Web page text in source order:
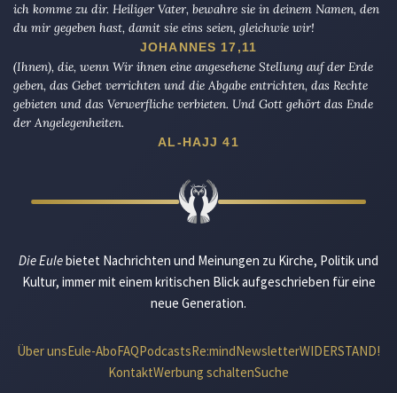
ich komme zu dir. Heiliger Vater, bewahre sie in deinem Namen, den
du mir gegeben hast, damit sie eins seien, gleichwie wir!
JOHANNES 17,11
(Ihnen), die, wenn Wir ihnen eine angesehene Stellung auf der Erde
geben, das Gebet verrichten und die Abgabe entrichten, das Rechte
gebieten und das Verwerfliche verbieten. Und Gott gehört das Ende
der Angelegenheiten.
AL-HAJJ 41
Die Eulebietet Nachrichten und Meinungen zu Kirche, Politik und
Kultur, immer mit einem kritischen Blick aufgeschrieben für eine
neue Generation.
Über unsEule-AboFAQPodcastsRe:mindNewsletterWIDERSTAND!
KontaktWerbung schaltenSuche